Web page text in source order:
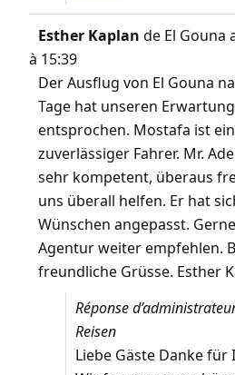
Esther Kaplande El Gouna
à 15:39
Der Ausflug von El Gouna
Tage hat unseren
entsprochen. Mostafa ist
zuverlässiger Fahrer. Mr.
sehr kompetent, überaus
uns überall helfen. Er hat
Wünschen angepasst.
Agentur weiter empfehlen.
freundliche Grüsse. Esther
Réponse
Reisen
Liebe Gäste Danke